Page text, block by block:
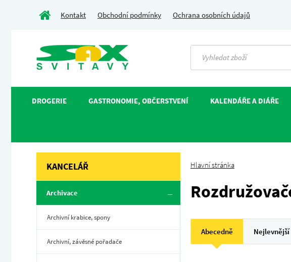
Kontakt Obchodní podmínky Ochrana osobních údajů
DROGERIE GASTRONOMIE, OBČERSTVENÍ KALENDÁŘE A DIÁŘE
KANCELÁŘ
Archivace
Archivní krabice, spony
Archivní, závěsné pořadače
Hlavní stránka
Abecedně Nejlevnější